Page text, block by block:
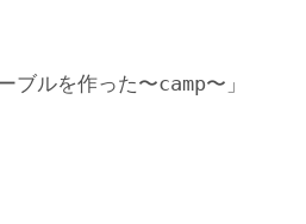
ブルを作った〜camp〜」